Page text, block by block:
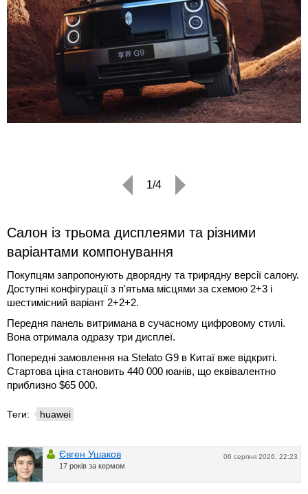
1/4
Салон із трьома дисплеями та різними
варіантами компонування
Покупцям запропонують дворядну та трирядну версії салону.
Доступні конфігурації з п'ятьма місцями за схемою 2+3 і
шестимісний варіант 2+2+2.
Передня панель витримана в сучасному цифровому стилі.
Вона отримала одразу три дисплеї.
Попередні замовлення на Stelato G9 в Китаї вже відкриті.
Стартова ціна становить 440 000 юанів, що еквівалентно
приблизно $65 000.
Теги: huawei
06 серпня 2026, 22:23
Євген Ушаков
17 років за кермом